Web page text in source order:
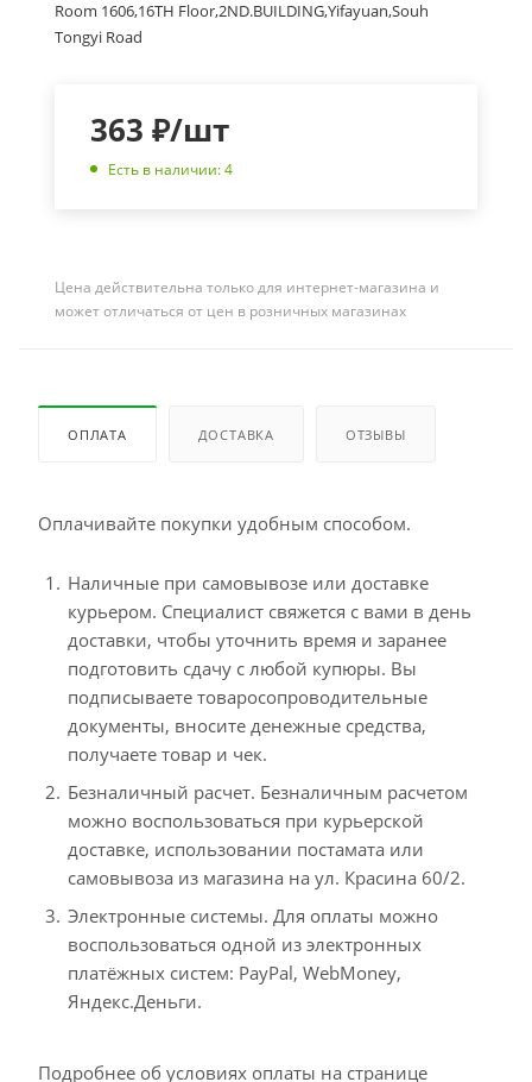
Room 1606,16TH Floor,2ND.BUILDING,Yifayuan,Souh
Tongyi Road
363 ₽/шт
Есть в наличии: 4
Цена действительна только для интернет-магазина и
может отличаться от цен в розничных магазинах
ОПЛАТА ДОСТАВКА ОТЗЫВЫ
Оплачивайте покупки удобным способом.
Наличные при самовывозе или доставке
курьером. Специалист свяжется с вами в день
доставки, чтобы уточнить время и заранее
подготовить сдачу с любой купюры. Вы
подписываете товаросопроводительные
документы, вносите денежные средства,
получаете товар и чек.
Безналичный расчет. Безналичным расчетом
можно воспользоваться при курьерской
доставке, использовании постамата или
самовывоза из магазина на ул. Красина 60/2.
Электронные системы. Для оплаты можно
воспользоваться одной из электронных
платёжных систем: PayPal, WebMoney,
Яндекс.Деньги.
Подробнее об условиях оплаты на странице